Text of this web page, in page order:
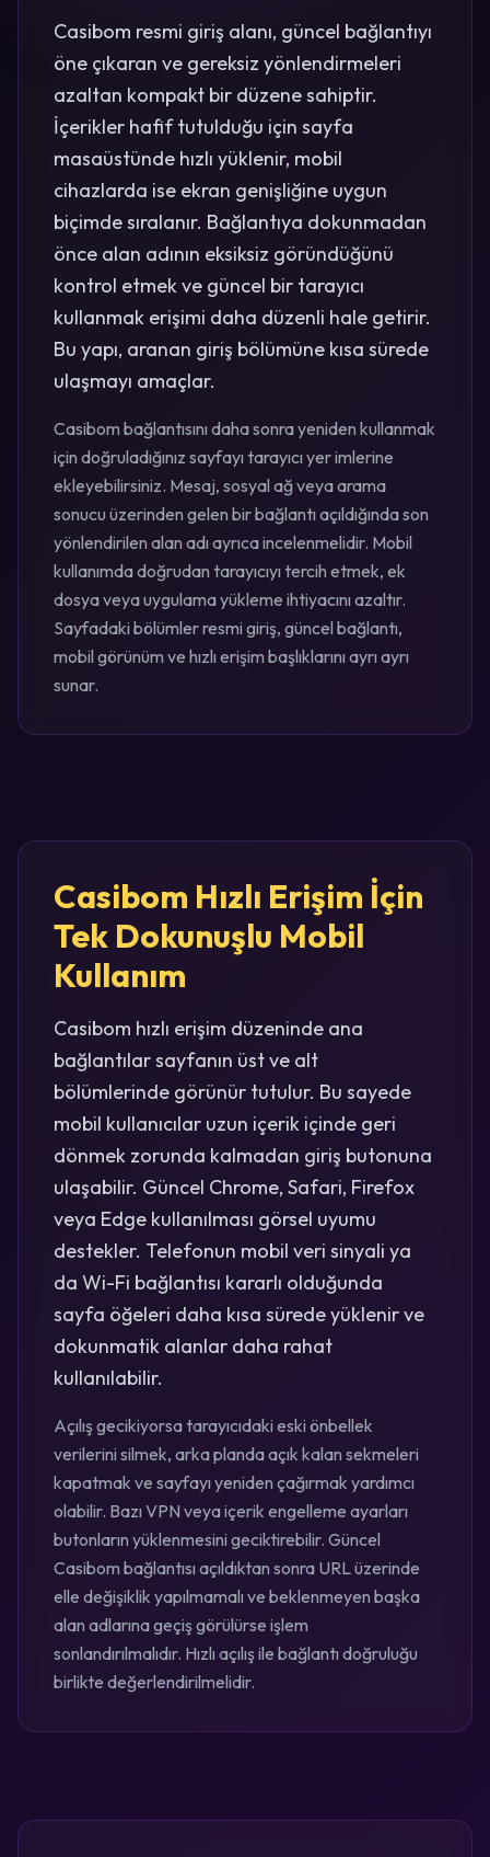
Casibom resmi giriş alanı, güncel bağlantıyı
öne çıkaran ve gereksiz yönlendirmeleri
azaltan kompakt bir düzene sahiptir.
İçerikler hafif tutulduğu için sayfa
masaüstünde hızlı yüklenir, mobil
cihazlarda ise ekran genişliğine uygun
biçimde sıralanır. Bağlantıya dokunmadan
önce alan adının eksiksiz göründüğünü
kontrol etmek ve güncel bir tarayıcı
kullanmak erişimi daha düzenli hale getirir.
Bu yapı, aranan giriş bölümüne kısa sürede
ulaşmayı amaçlar.
Casibom bağlantısını daha sonra yeniden kullanmak
için doğruladığınız sayfayı tarayıcı yer imlerine
ekleyebilirsiniz. Mesaj, sosyal ağ veya arama
sonucu üzerinden gelen bir bağlantı açıldığında son
yönlendirilen alan adı ayrıca incelenmelidir. Mobil
kullanımda doğrudan tarayıcıyı tercih etmek, ek
dosya veya uygulama yükleme ihtiyacını azaltır.
Sayfadaki bölümler resmi giriş, güncel bağlantı,
mobil görünüm ve hızlı erişim başlıklarını ayrı ayrı
sunar.
Casibom Hızlı Erişim İçin
Tek Dokunuşlu Mobil
Kullanım
Casibom hızlı erişim düzeninde ana
bağlantılar sayfanın üst ve alt
bölümlerinde görünür tutulur. Bu sayede
mobil kullanıcılar uzun içerik içinde geri
dönmek zorunda kalmadan giriş butonuna
ulaşabilir. Güncel Chrome, Safari, Firefox
veya Edge kullanılması görsel uyumu
destekler. Telefonun mobil veri sinyali ya
da Wi-Fi bağlantısı kararlı olduğunda
sayfa öğeleri daha kısa sürede yüklenir ve
dokunmatik alanlar daha rahat
kullanılabilir.
Açılış gecikiyorsa tarayıcıdaki eski önbellek
verilerini silmek, arka planda açık kalan sekmeleri
kapatmak ve sayfayı yeniden çağırmak yardımcı
olabilir. Bazı VPN veya içerik engelleme ayarları
butonların yüklenmesini geciktirebilir. Güncel
Casibom bağlantısı açıldıktan sonra URL üzerinde
elle değişiklik yapılmamalı ve beklenmeyen başka
alan adlarına geçiş görülürse işlem
sonlandırılmalıdır. Hızlı açılış ile bağlantı doğruluğu
birlikte değerlendirilmelidir.